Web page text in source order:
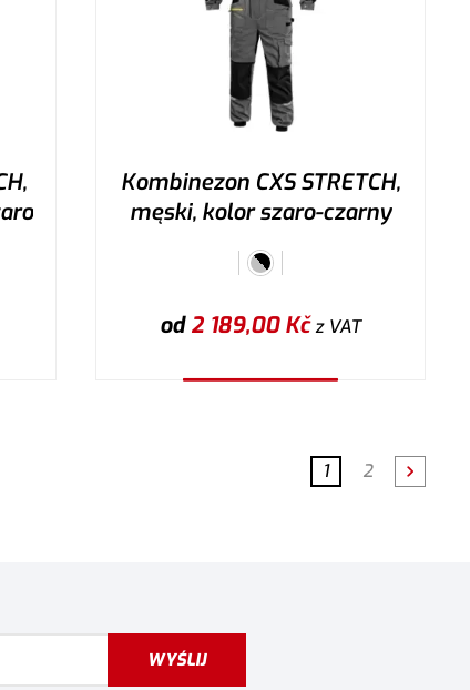
Kombinezon CXS STRETCH,
męski, kolor szaro-czarny
od2 189,00Kčz VAT
1 2
WYŚLIJ